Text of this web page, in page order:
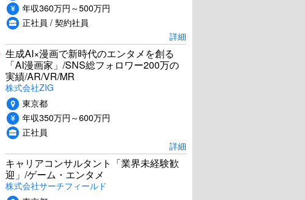
年収360万円～500万円
正社員 / 契約社員
詳細
生成AI×漫画で新時代のエンタメを創る
「AI漫画家」/SNS総フォロワー200万の
実績/AR/VR/MR
株式会社ZIG
東京都
年収350万円～600万円
正社員
詳細
キャリアコンサルタント「業界未経験歓
迎」/ゲーム・エンタメ
株式会社サーチフィールド